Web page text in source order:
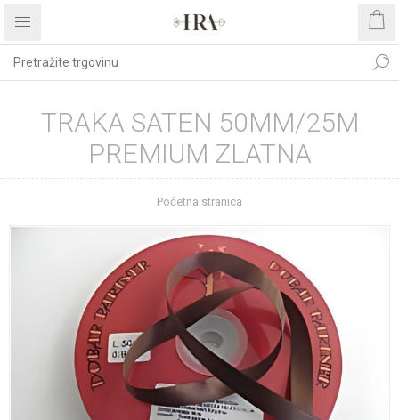
TRAKA SATEN 50MM/25M
PREMIUM ZLATNA
Početna stranica